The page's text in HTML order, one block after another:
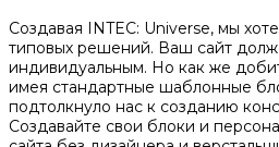
Создавая INTEC: Universe, мы
типовых решений. Ваш сайт
индивидуальным. Но как же
имея стандартные шаблонные
подтолкнуло нас к созданию
Создавайте свои блоки и